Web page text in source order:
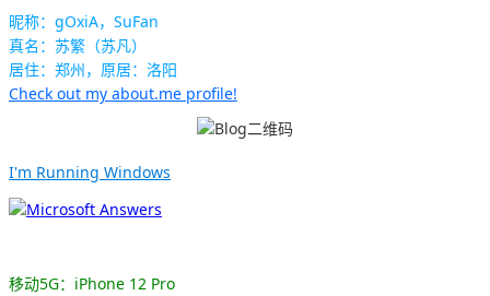
昵称：gOxiA，SuFan
真名：苏繁（苏凡）
居住：郑州，原居：洛阳
Check out my about.me profile!
I'm Running Windows
移动5G：iPhone 12 Pro